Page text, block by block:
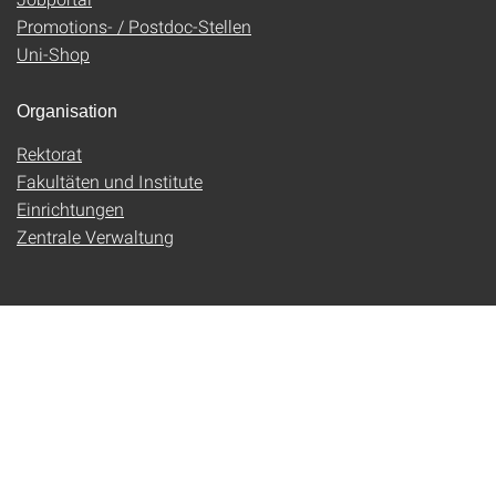
Promotions- / Postdoc-Stellen
Uni-Shop
Organisation
Rektorat
Fakultäten und Institute
Einrichtungen
Zentrale Verwaltung